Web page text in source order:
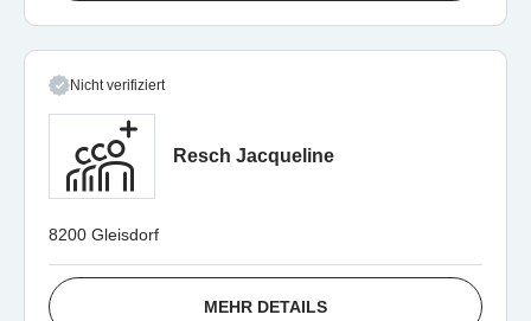
Nicht verifiziert
Resch Jacqueline
8200 Gleisdorf
MEHR DETAILS